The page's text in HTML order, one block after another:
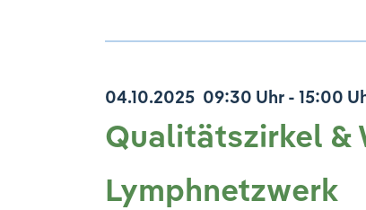
04.10.2025 09:30 Uhr - 15:00
Qualitätszirkel &
Lymphnetzwerk